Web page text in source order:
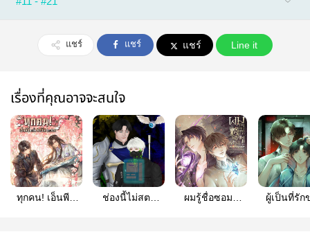
แชร์ แชร์ แชร์ Line it
เรื่องที่คุณอาจจะสนใจ
ทุกคน! เอ็นพีซี
ช่องนี้ไม่สตรี
ผมรู้ชื่อซอมบี้
ผู้เป็นที่รัก